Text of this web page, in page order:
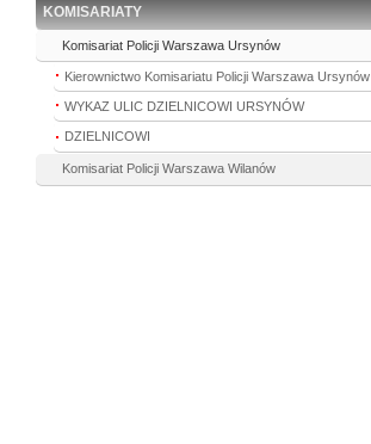
KOMISARIATY
Komisariat Policji Warszawa Ursynów
Kierownictwo Komisariatu Policji Warszawa Ursynów
WYKAZ ULIC DZIELNICOWI URSYNÓW
DZIELNICOWI
Komisariat Policji Warszawa Wilanów